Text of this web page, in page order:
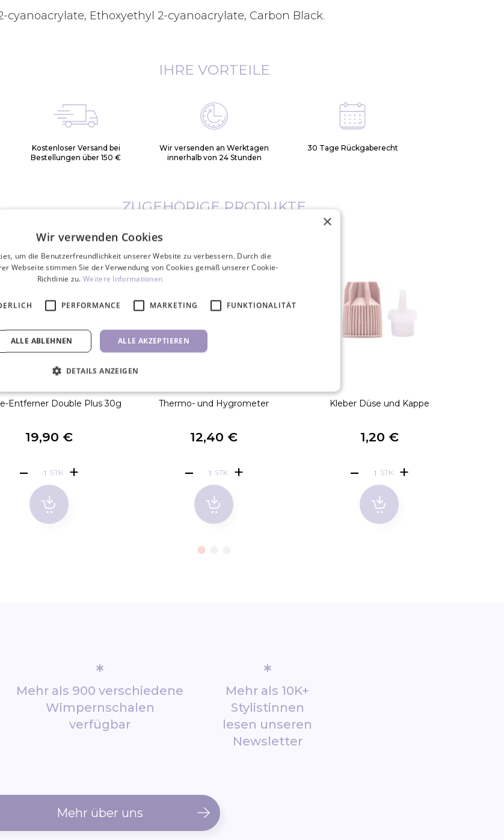
cyanoacrylate, Ethoxyethyl 2-cyanoacrylate, Carbon Black.
IHRE VORTEILE
Kostenloser Versand bei
Bestellungen über 150 €
Wir versenden an Werktagen
innerhalb von 24 Stunden
30 Tage Rückgaberecht
ZUGEHÖRIGE PRODUKTE
Entferner Double Plus 30g
19,90 €
STK
Thermo- und Hygrometer
12,40 €
STK
Kleber Düse und Kappe
1,20 €
STK
*
Mehr als 900 verschiedene
Wimpernschalen
verfügbar
*
Mehr als 10K+
Stylistinnen
lesen unseren
Newsletter
Mehr über uns
×
Wir verwenden Cookies
um die Benutzerfreundlichkeit unserer Website zu verbessern. Durch die
Webseite stimmen Sie der Verwendung von Cookies gemäß unserer Cookie-
Richtlinie zu.Weitere Informationen
PERFORMANCE MARKETING FUNKTIONALITÄT
ALLE AKZEPTIEREN
ALLE ABLEHNEN
DETAILS ANZEIGEN